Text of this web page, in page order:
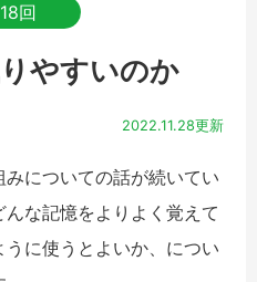
回
やすいのか
2022.11.28更新
についての話が続いてい
な記憶をよりよく覚えて
に使うとよいか、につい